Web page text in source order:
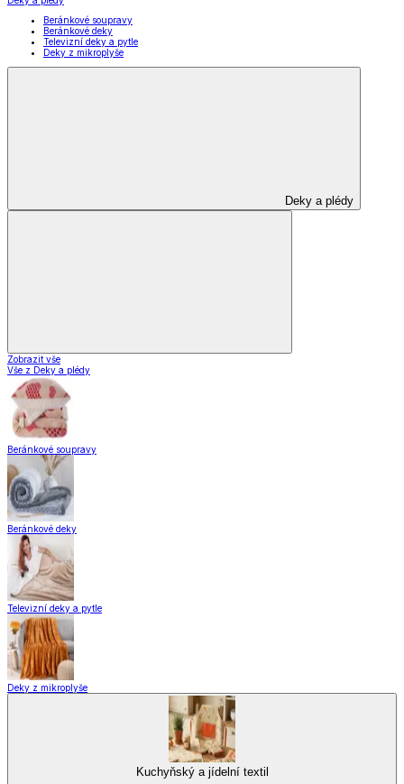
Beránkové soupravy
Beránkové deky
Televizní deky a pytle
Deky z mikroplyše
Deky a plédy
Zobrazit vše
Vše z Deky a plédy
Beránkové soupravy
Beránkové deky
Televizní deky a pytle
Deky z mikroplyše
Kuchyňský a jídelní textil